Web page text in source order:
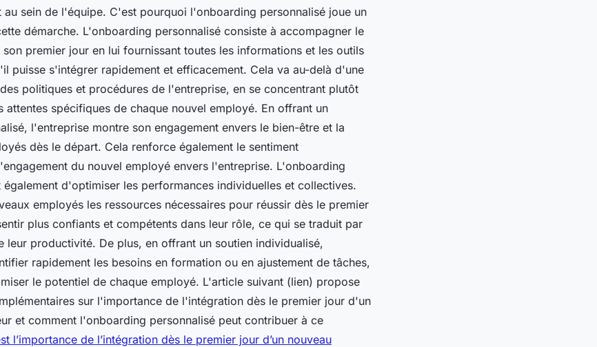
au sein de l'équipe. C'est pourquoi l'onboarding personnalisé joue un
démarche. L'onboarding personnalisé consiste à accompagner le
premier jour en lui fournissant toutes les informations et les outils
puisse s'intégrer rapidement et efficacement. Cela va au-delà d'une
politiques et procédures de l'entreprise, en se concentrant plutôt
attentes spécifiques de chaque nouvel employé. En offrant un
l'entreprise montre son engagement envers le bien-être et la
dès le départ. Cela renforce également le sentiment
du nouvel employé envers l'entreprise. L'onboarding
également d'optimiser les performances individuelles et collectives.
employés les ressources nécessaires pour réussir dès le premier
plus confiants et compétents dans leur rôle, ce qui se traduit par
leur productivité. De plus, en offrant un soutien individualisé,
rapidement les besoins en formation ou en ajustement de tâches,
le potentiel de chaque employé. L'article suivant (lien) propose
sur l'importance de l'intégration dès le premier jour d'un
et comment l'onboarding personnalisé peut contribuer à ce
l’importance de l’intégration dès le premier jour d’un nouveau